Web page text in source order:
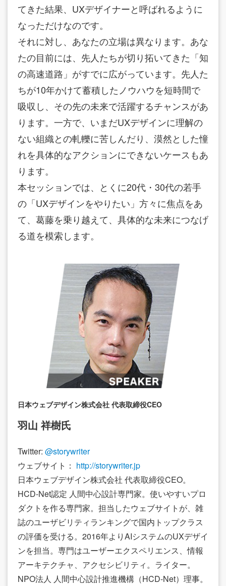
てきた結果、UXデザイナーと呼ばれるように
なっただけなのです。
それに対し、あなたの立場は異なります。あな
たの目前には、先人たちが切り拓いてきた「知
の高速道路」がすでに広がっています。先人た
ちが10年かけて蓄積したノウハウを短時間で
吸収し、その先の未来で活躍するチャンスがあ
ります。一方で、いまだUXデザインに理解の
ない組織との軋轢に苦しんだり、漠然とした憧
れを具体的なアクションにできないケースもあ
ります。
本セッションでは、とくに20代・30代の若手
の「UXデザインをやりたい」方々に焦点をあ
て、葛藤を乗り越えて、具体的な未来につなげ
る道を模索します。
日本ウェブデザイン株式会社 代表取締役CEO
羽山 祥樹氏
Twitter: @storywriter
ウェブサイト： http://storywriter.jp
日本ウェブデザイン株式会社 代表取締役CEO。
HCD-Net認定 人間中心設計専門家。使いやすいプロ
ダクトを作る専門家。担当したウェブサイトが、雑
誌のユーザビリティランキングで国内トップクラス
の評価を受ける。2016年よりAIシステムのUXデザイ
ンを担当。専門はユーザーエクスペリエンス、情報
アーキテクチャ、アクセシビリティ。ライター。
NPO法人 人間中心設計推進機構（HCD-Net）理事。